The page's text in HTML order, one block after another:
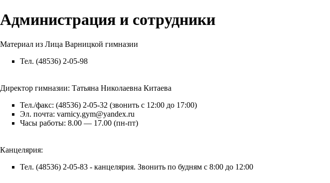
Администрация и сотрудники
Материал из Лица Варницкой гимназии
Тел. (48536) 2-05-98
Директор гимназии: Татьяна Николаевна Китаева
Тел./факс: (48536) 2-05-32 (звонить с 12:00 до 17:00)
Эл. почта: varnicy.gym@yandex.ru
Часы работы: 8.00 — 17.00 (пн-пт)
Канцелярия:
Тел. (48536) 2-05-83 - канцелярия. Звонить по будням с 8:00 до 12:00